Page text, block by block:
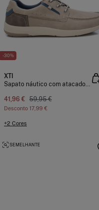
-30%
XTI
Sapato náutico com atacadores
41,96 € 59,95 €
Desconto 17,99 €
+2 Cores
SEMELHANTE